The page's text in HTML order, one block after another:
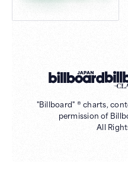
"Billboard" ® charts,
permission of
All